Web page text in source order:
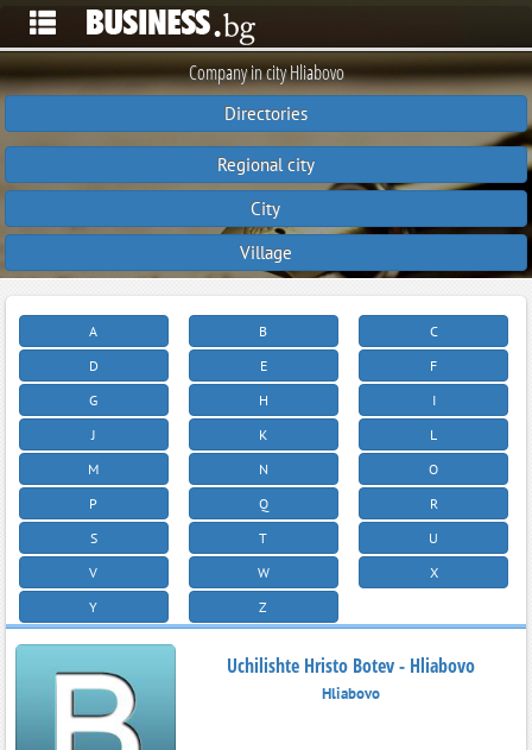
Company in city Hliabovo
Directories
Regional city
City
Village
A B
C
D
E
F
G
H
I
J
K
L
M
N
O
P
Q
R
S
T
U
V
W
X
Y
Z
Uchilishte Hristo Botev - Hliabovo
Hliabovo